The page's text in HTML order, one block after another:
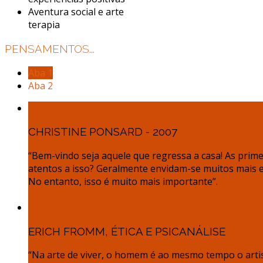
Aventura social e arte
terapia
PENSAMENTOS...
Aba 2
CHRISTINE PONSARD - 2007
“Bem-vindo seja aquele que regressa a casa! As
atentos a isso? Geralmente envidam-se muitos
No entanto, isso é muito mais importante”.
ERICH FROMM, ÉTICA E PSICANÁLISE
“Na arte de viver, o homem é ao mesmo tempo o